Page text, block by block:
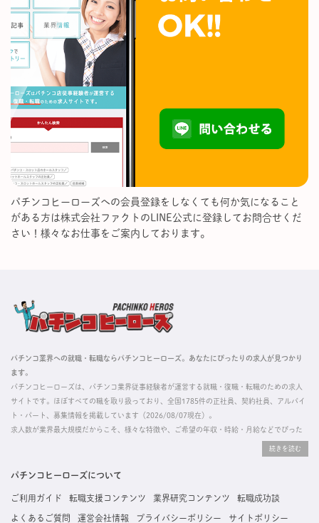
パチンコヒーローズへの会員登録をしなくても何か気になること
がある方は株式会社ファクトのLINE公式に登録してお問合せくだ
さい！様々なお仕事をご案内しております。
パチンコ業界への就職・転職ならパチンコヒーローズ。あなたにぴったりの求人が見つかり
ます。
パチンコヒーローズは、パチンコ業界従事経験者が運営する就職・復職・転職のための求人
サイトです。ほぼすべての職を取り扱っており、全国1785件の正社員、契約社員、アルバイ
ト・パート、募集情報を掲載しています（2026/08/07現在）。
求人数が業界最大規模だからこそ、様々な特徴や、ご希望の年収・時給・月給などでぴった
掲載している求人は、すべて契約法人様から寄せられた正規の求人情報です。応募いただい
た内容はすぐに直接事業所に届くためスムーズに転職・復職できます。
パチンコヒーローズについて
ご利用ガイド 転職支援コンテンツ 業界研究コンテンツ 転職成功談
よくあるご質問 運営会社情報 プライバシーポリシー サイトポリシー